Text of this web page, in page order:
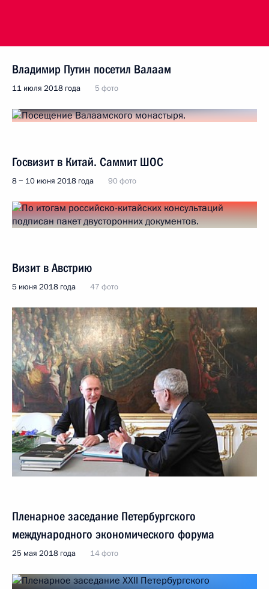
Владимир Путин посетил Валаам
11 июля 2018 года 5 фото
Госвизит в Китай. Саммит ШОС
8 − 10 июня 2018 года 90 фото
Визит в Австрию
5 июня 2018 года 47 фото
Пленарное заседание Петербургского
международного экономического форума
25 мая 2018 года 14 фото